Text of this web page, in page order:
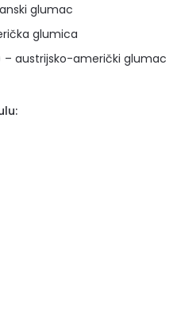
glumac
glumica
– austrijsko-američki glumac